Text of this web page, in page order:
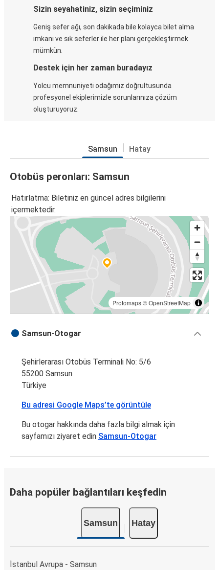
Sizin seyahatiniz, sizin seçiminiz
Geniş sefer ağı, son dakikada bile kolayca bilet alma
imkanı ve sık seferler ile her planı gerçekleştirmek
mümkün.
Destek için her zaman buradayız
Yolcu memnuniyeti odağımız doğrultusunda
profesyonel ekiplerimizle sorunlarınıza çözüm
oluşturuyoruz.
Samsun Hatay
Otobüs peronları: Samsun
Hatırlatma: Biletiniz en güncel adres bilgilerini
içermektedir.
Protomaps©OpenStreetMap
Samsun-Otogar
Şehirlerarası Otobüs Terminali No: 5/6
55200 Samsun
Türkiye
Bu adresi Google Maps’te görüntüle
Bu otogar hakkında daha fazla bilgi almak için
sayfamızı ziyaret edin Samsun-Otogar
Daha popüler bağlantıları keşfedin
Samsun Hatay
İstanbul Avrupa - Samsun